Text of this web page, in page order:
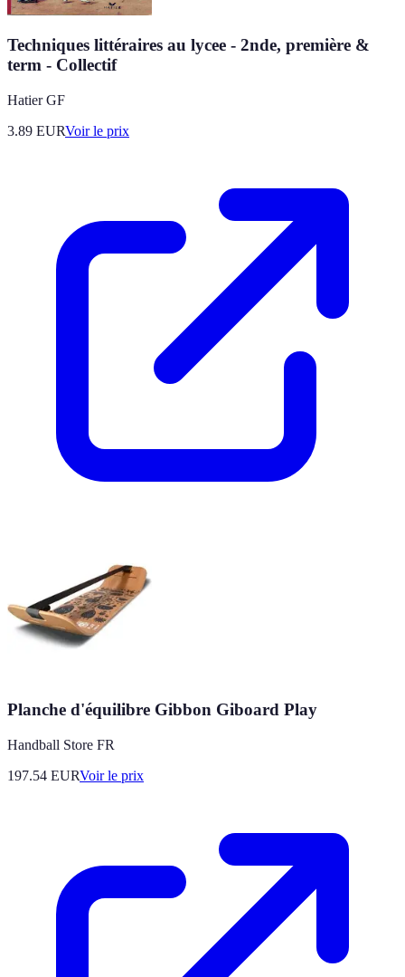
Techniques littéraires au lycee - 2nde, première &
term - Collectif
Hatier GF
3.89 EURVoir le prix
Planche d'équilibre Gibbon Giboard Play
Handball Store FR
197.54 EURVoir le prix